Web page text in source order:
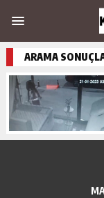
ARAMA